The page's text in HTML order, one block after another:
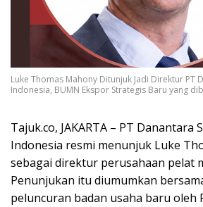
Luke Thomas Mahony Ditunjuk Jadi Direktur PT
Indonesia, BUMN Ekspor Strategis Baru yang
Tajuk.co, JAKARTA – PT Danantara
Indonesia resmi menunjuk Luke
sebagai direktur perusahaan pelat
Penunjukan itu diumumkan
peluncuran badan usaha baru oleh